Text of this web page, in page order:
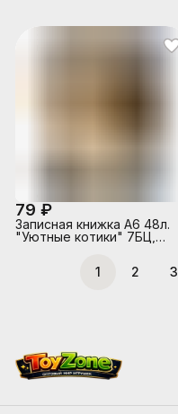
79 ₽
Записная книжка А6 48л.
"Уютные котики" 7БЦ,
1
2 3